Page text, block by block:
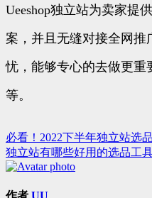
Ueeshop独立站为卖家提
案，并且无缝对接全网推
忧，能够专心的去做更重
等。
文
章
导
必看！2022下半年独立站选
独立站有哪些好用的选品工
作者 UU